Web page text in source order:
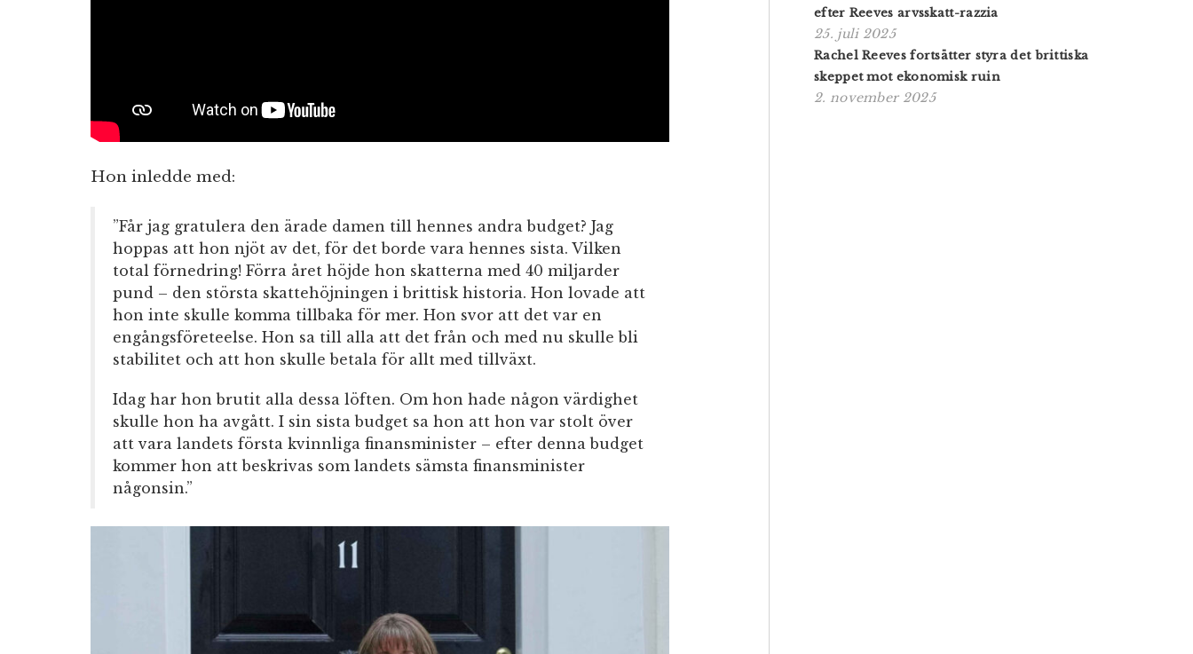
Hon inledde med:
”Får jag gratulera den ärade damen till hennes andra budget? Jag
hoppas att hon njöt av det, för det borde vara hennes sista. Vilken
total förnedring! Förra året höjde hon skatterna med 40 miljarder
pund – den största skattehöjningen i brittisk historia. Hon lovade att
hon inte skulle komma tillbaka för mer. Hon svor att det var en
engångsföreteelse. Hon sa till alla att det från och med nu skulle bli
stabilitet och att hon skulle betala för allt med tillväxt.
Idag har hon brutit alla dessa löften. Om hon hade någon värdighet
skulle hon ha avgått. I sin sista budget sa hon att hon var stolt över
att vara landets första kvinnliga finansminister – efter denna budget
kommer hon att beskrivas som landets sämsta finansminister
någonsin.”
efter Reeves arvsskatt-razzia
25. juli 2025
Rachel Reeves fortsätter styra det brittiska
skeppet mot ekonomisk ruin
2. november 2025